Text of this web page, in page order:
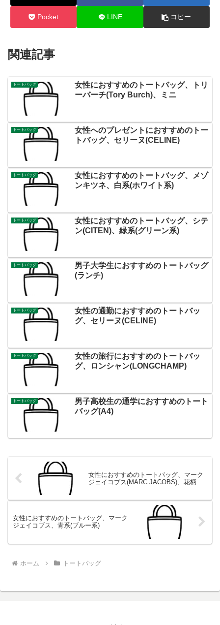
Pocket LINE コピー
関連記事
トートバッグ
女性におすすめのトートバッグ、トリ
ーバーチ(Tory Burch)、ミニ
トートバッグ
女性へのプレゼントにおすすめのトー
トバッグ、セリーヌ(CELINE)
トートバッグ
女性におすすめのトートバッグ、メゾ
ンキツネ、白系(ホワイト系)
トートバッグ
女性におすすめのトートバッグ、シテ
ン(CITEN)、緑系(グリーン系)
トートバッグ
男子大学生におすすめのトートバッグ
(ランチ)
トートバッグ
女性の通勤におすすめのトートバッ
グ、セリーヌ(CELINE)
トートバッグ
女性の旅行におすすめのトートバッ
グ、ロンシャン(LONGCHAMP)
トートバッグ
男子高校生の通学におすすめのトート
バッグ(A4)
女性におすすめのトートバッグ、マーク
ジェイコブス(MARC JACOBS)、花柄
女性におすすめのトートバッグ、マーク
ジェイコブス、青系(ブルー系)
ホーム トートバッグ